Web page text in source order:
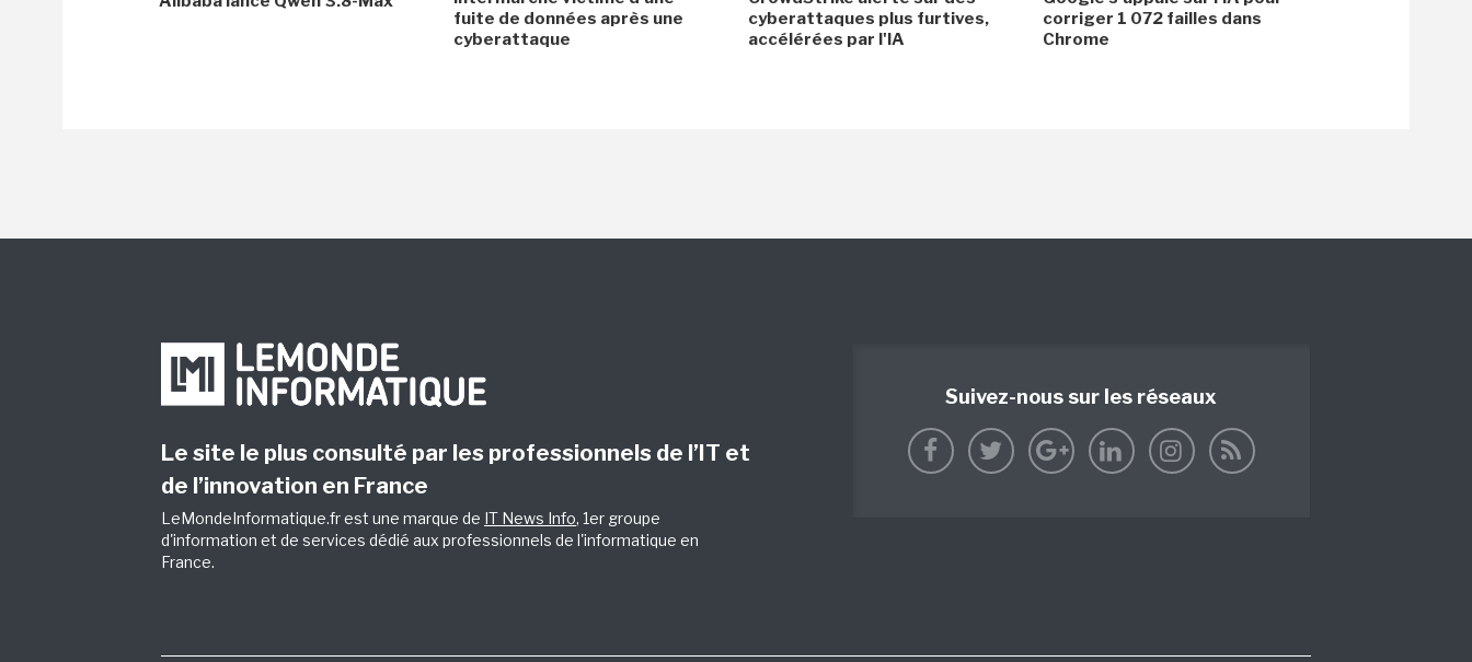
fuite de données après une
cyberattaque
cyberattaques plus furtives,
accélérées par l'IA
corriger 1 072 failles dans
Chrome
Le site le plus consulté par les professionnels de l’IT et
de l’innovation en France
LeMondeInformatique.fr est une marque de IT News Info, 1er groupe
d'information et de services dédié aux professionnels de l'informatique en
France.
Suivez-nous sur les réseaux